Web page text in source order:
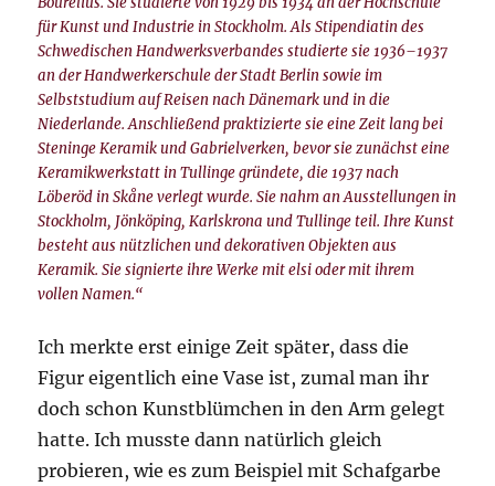
für Kunst und Industrie in Stockholm. Als Stipendiatin des
Schwedischen Handwerksverbandes studierte sie 1936–1937
an der Handwerkerschule der Stadt Berlin sowie im
Selbststudium auf Reisen nach Dänemark und in die
Niederlande. Anschließend praktizierte sie eine Zeit lang bei
Steninge Keramik und Gabrielverken, bevor sie zunächst eine
Keramikwerkstatt in Tullinge gründete, die 1937 nach
Löberöd in Skåne verlegt wurde. Sie nahm an Ausstellungen in
Stockholm, Jönköping, Karlskrona und Tullinge teil. Ihre Kunst
besteht aus nützlichen und dekorativen Objekten aus
Keramik. Sie signierte ihre Werke mit elsi oder mit ihrem
vollen Namen.“
Ich merkte erst einige Zeit später, dass die
Figur eigentlich eine Vase ist, zumal man ihr
doch schon Kunstblümchen in den Arm gelegt
hatte. Ich musste dann natürlich gleich
probieren, wie es zum Beispiel mit Schafgarbe